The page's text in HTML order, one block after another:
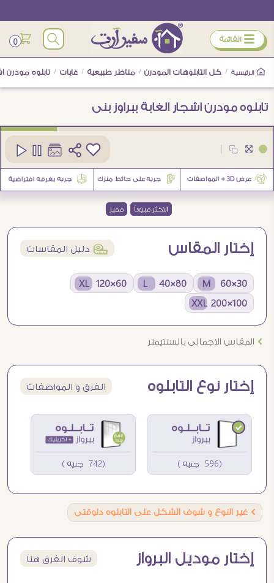
ÿ القائمة 0
الرئيسية / كل التابلوهات المودرن / مناظر طبيعية / غابات / تابلوه مودرن
تابلوه مودرن اشجار الغابة ببراوز بنى
27
الاكثر مبيعاً مميز
إختار المقاس í دليل المقاسات
30×60 M
80×40 L
60×120 XL
100×200 XXL
Ö المقاس الاجمالى بالسنتيمتر
إختار نوع التابلوه الفرق و المواصفات
(596 جنيه ) (742 جنيه )
Ö غير النوع و شوف الشكل على التابلوه دلوقتى
إختار موديل البرواز شوف الفرق هنا